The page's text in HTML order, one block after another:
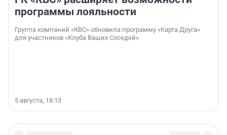
программы лояльности
Группа компаний «КВС» обновила программу «Карта Друга»
для участников «Клуба Ваших Соседей».
5 августа, 18:13